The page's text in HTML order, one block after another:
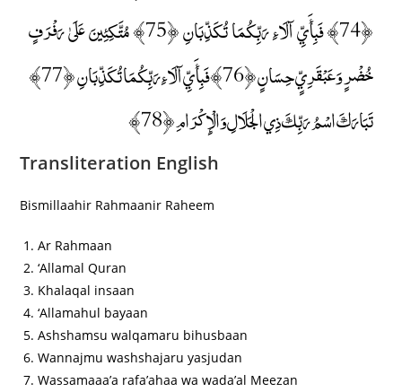
﴿74﴾ فَبِأَيِّ آلَاءِ رَبِّكُمَا تُكَذِّبَانِ ﴿75﴾ مُتَّكِئِينَ عَلَىٰ رَفْرَفٍ
خُضْرٍ وَعَبْقَرِيٍّ حِسَانٍ ﴿76﴾ فَبِأَيِّ آلَاءِ رَبِّكُمَا تُكَذِّبَانِ ﴿77﴾
تَبَارَكَ اسْمُ رَبِّكَ ذِي الْجَلَالِ وَالْإِكْرَامِ ﴿78﴾
Transliteration English
Bismillaahir Rahmaanir Raheem
Ar Rahmaan
‘Allamal Quran
Khalaqal insaan
‘Allamahul bayaan
Ashshamsu walqamaru bihusbaan
Wannajmu washshajaru yasjudan
Wassamaaa’a rafa’ahaa wa wada’al Meezan